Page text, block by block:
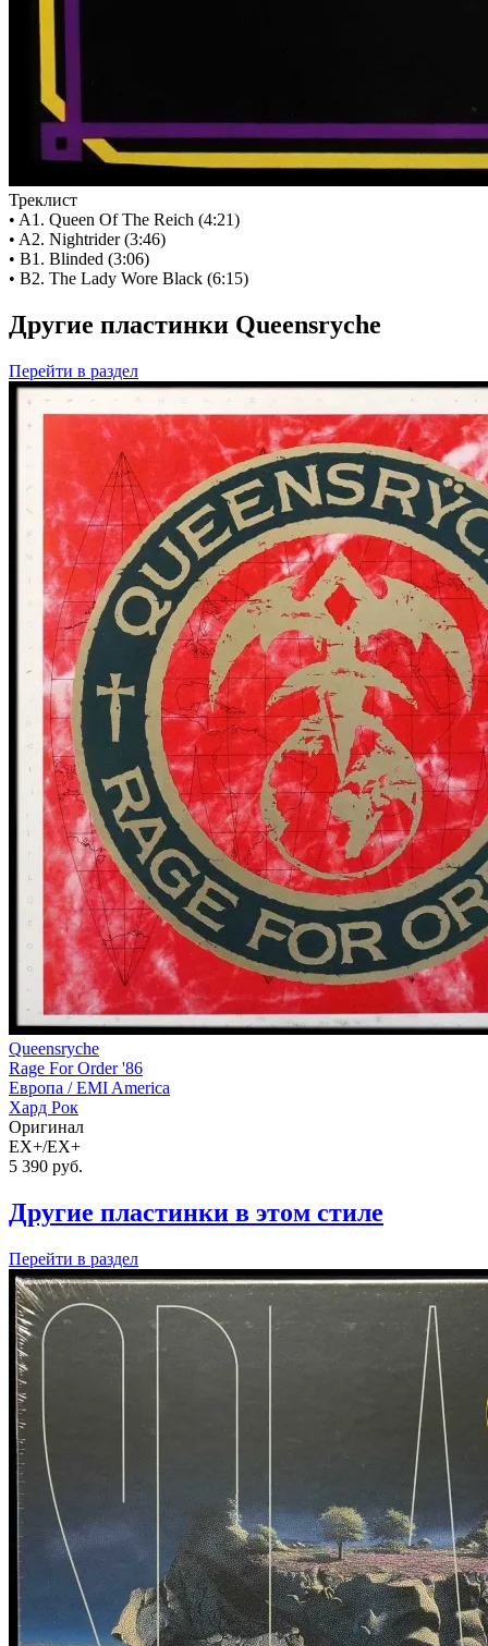
Треклист
• A1. Queen Of The Reich (4:21)
• A2. Nightrider (3:46)
• B1. Blinded (3:06)
• B2. The Lady Wore Black (6:15)
Другие пластинки Queensryche
Перейти в раздел
Queensryche
Rage For Order '86
Европа /EMI America
Хард Рок
Оригинал
EX+/EX+
5 390 руб.
Другие пластинки в этом стиле
Перейти в раздел